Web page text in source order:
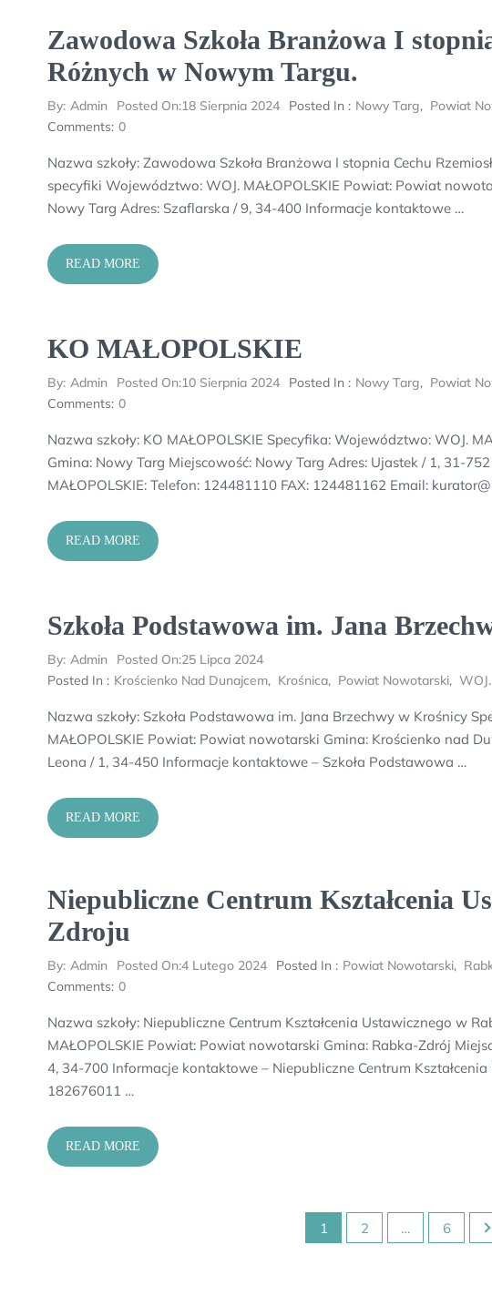
Zawodowa Szkoła Branżowa I
Różnych w Nowym Targu.
By: Admin Posted On:18 Sierpnia 2024 Posted In : Nowy Targ, Powiat
Comments: 0
Nazwa szkoły: Zawodowa Szkoła Branżowa I stopnia Cechu
specyfiki Województwo: WOJ. MAŁOPOLSKIE Powiat: Powiat
Nowy Targ Adres: Szaflarska / 9, 34-400 Informacje kontaktowe …
READ MORE
KO MAŁOPOLSKIE
By: Admin Posted On:10 Sierpnia 2024 Posted In : Nowy Targ, Powiat
Comments: 0
Nazwa szkoły: KO MAŁOPOLSKIE Specyfika: Województwo: WOJ.
Gmina: Nowy Targ Miejscowość: Nowy Targ Adres: Ujastek / 1, 31-
MAŁOPOLSKIE: Telefon: 124481110 FAX: 124481162 Email:
READ MORE
Szkoła Podstawowa im. Jana
By: Admin Posted On:25 Lipca 2024
Posted In : Krościenko Nad Dunajcem, Krośnica, Powiat Nowotarski,
Nazwa szkoły: Szkoła Podstawowa im. Jana Brzechwy w Krośnicy
MAŁOPOLSKIE Powiat: Powiat nowotarski Gmina: Krościenko nad
Leona / 1, 34-450 Informacje kontaktowe – Szkoła Podstawowa …
READ MORE
Niepubliczne Centrum Kształcenia
Zdroju
By: Admin Posted On:4 Lutego 2024 Posted In : Powiat Nowotarski,
Comments: 0
Nazwa szkoły: Niepubliczne Centrum Kształcenia Ustawicznego w
MAŁOPOLSKIE Powiat: Powiat nowotarski Gmina: Rabka-Zdrój
4, 34-700 Informacje kontaktowe – Niepubliczne Centrum
182676011 …
READ MORE
1 2 … 6